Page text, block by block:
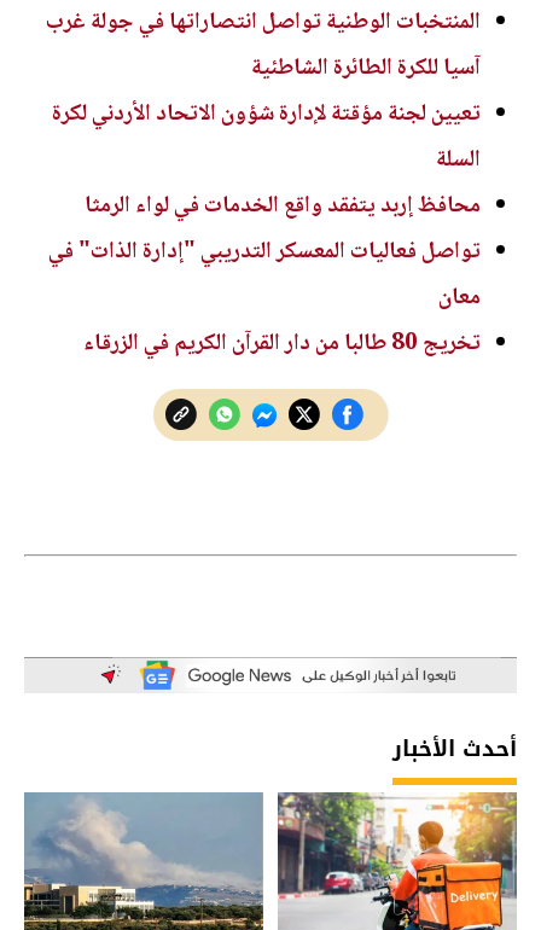
المنتخبات الوطنية تواصل انتصاراتها في جولة غرب
آسيا للكرة الطائرة الشاطئية
تعيين لجنة مؤقتة لإدارة شؤون الاتحاد الأردني لكرة
السلة
محافظ إربد يتفقد واقع الخدمات في لواء الرمثا
تواصل فعاليات المعسكر التدريبي "إدارة الذات" في
معان
تخريج 80 طالبا من دار القرآن الكريم في الزرقاء
أحدث الأخبار